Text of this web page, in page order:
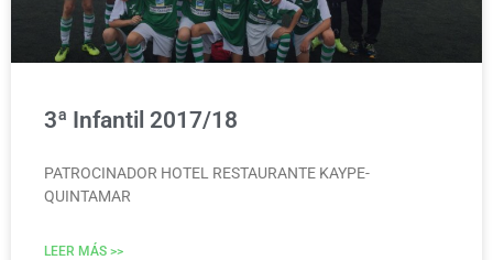
3ª Infantil 2017/18
PATROCINADOR HOTEL RESTAURANTE KAYPE-
QUINTAMAR
LEER MÁS >>